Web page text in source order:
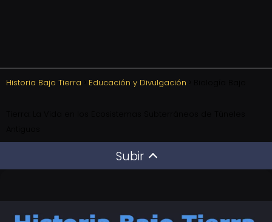
Historia Bajo Tierra Educación y Divulgación
Subir